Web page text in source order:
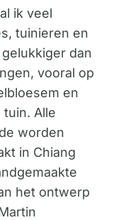
ik veel
tuinieren en
dan
vooral op
en
Alle
worden
in Chiang
het ontwerp